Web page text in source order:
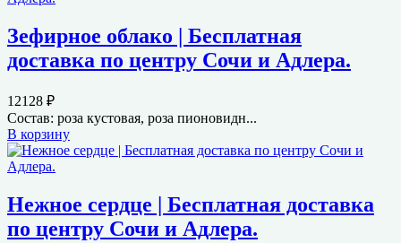
Зефирное облако | Бесплатная
доставка по центру Сочи и Адлера.
12128 ₽
Состав: роза кустовая, роза пионовидн...
В корзину
Нежное сердце | Бесплатная доставка
по центру Сочи и Адлера.